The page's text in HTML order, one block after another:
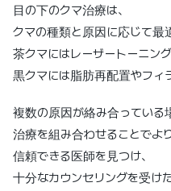
目の下のクマ治療は、
クマの種類と原因に応じて最
茶クマにはレーザートーニン
黒クマには脂肪再配置やフィ
複数の原因が絡み合っている
治療を組み合わせることでよ
信頼できる医師を見つけ、
十分なカウンセリングを受け